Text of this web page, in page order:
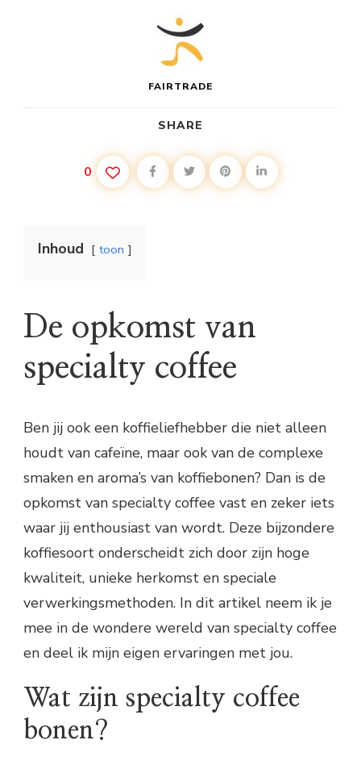
FAIRTRADE
SHARE
0
Inhoud toon
De opkomst van
specialty coffee
Ben jij ook een koffieliefhebber die niet alleen
houdt van cafeïne, maar ook van de complexe
smaken en aroma’s van koffiebonen? Dan is de
opkomst van specialty coffee vast en zeker iets
waar jij enthousiast van wordt. Deze bijzondere
koffiesoort onderscheidt zich door zijn hoge
kwaliteit, unieke herkomst en speciale
verwerkingsmethoden. In dit artikel neem ik je
mee in de wondere wereld van specialty coffee
en deel ik mijn eigen ervaringen met jou.
Wat zijn specialty coffee
bonen?